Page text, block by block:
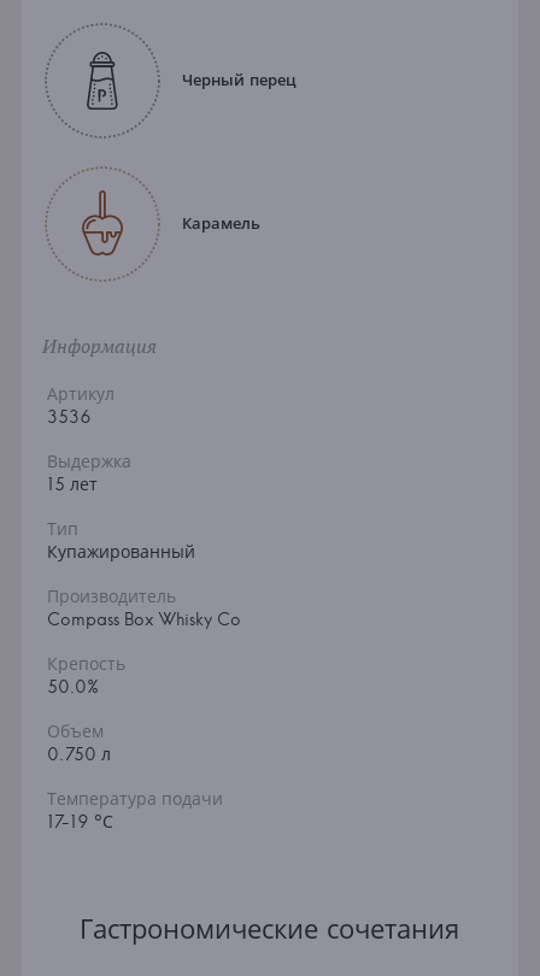
Черный перец
Карамель
Информация
Артикул
3536
Выдержка
15 лет
Тип
Купажированный
Производитель
Compass Box Whisky Co
Крепость
50.0%
Объем
0.750 л
Температура подачи
17-19 °С
Гастрономические сочетания